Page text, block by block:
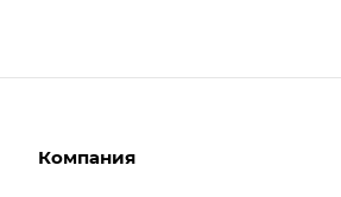
Компания